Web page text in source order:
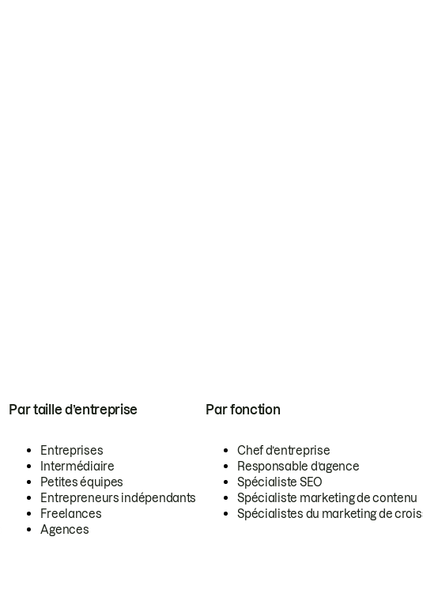
Par taille d’entreprise
Entreprises
Intermédiaire
Petites équipes
Entrepreneurs indépendants
Freelances
Agences
Par fonction
Chef d’entreprise
Responsable d’agence
Spécialiste SEO
Spécialiste marketing de contenu
Spécialistes du marketing de